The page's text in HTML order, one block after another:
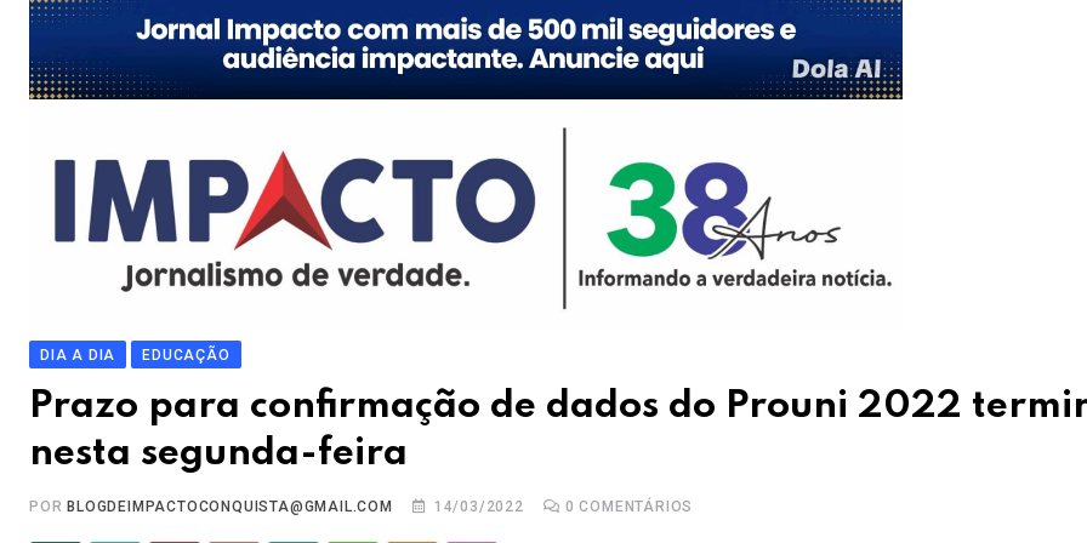
DIA A DIA EDUCAÇÃO
Prazo para confirmação de dados do Prouni 2022
nesta segunda-feira
POR BLOGDEIMPACTOCONQUISTA@GMAIL.COM 14/03/2022 0 COMENTÁRIOS